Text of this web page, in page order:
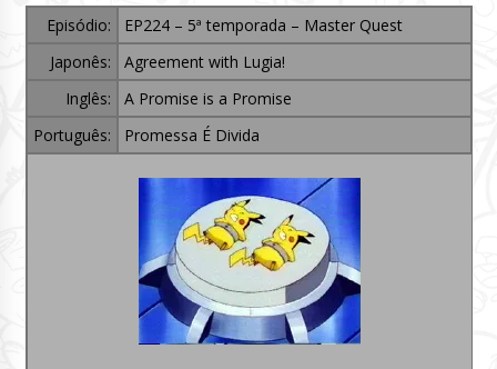
Episódio:
EP224 – 5ª temporada – Master Quest
Japonês:
Agreement with Lugia!
Inglês:
A Promise is a Promise
Português:
Promessa É Divida